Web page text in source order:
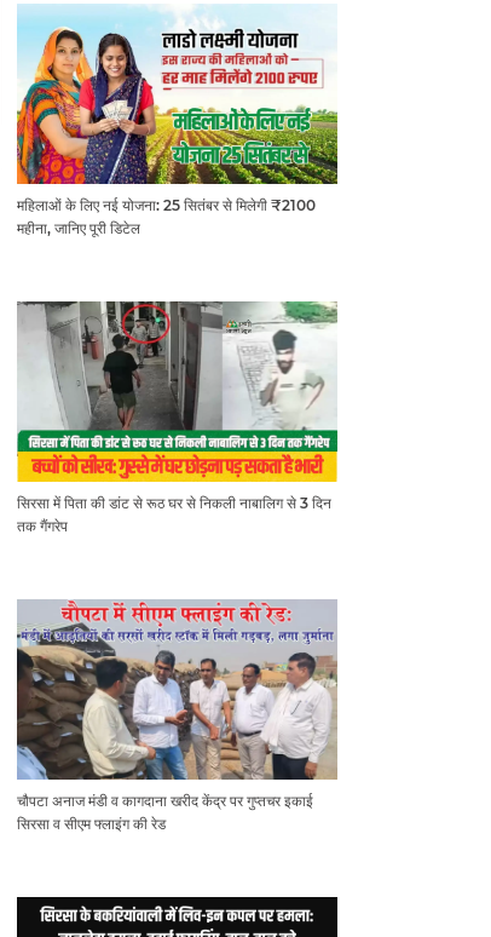
महिलाओं के लिए नई योजना: 25 सितंबर से मिलेगी ₹2100
महीना, जानिए पूरी डिटेल
सिरसा में पिता की डांट से रूठ घर से निकली नाबालिग से 3 दिन
तक गैंगरेप
चौपटा अनाज मंडी व कागदाना खरीद केंद्र पर गुप्तचर इकाई
सिरसा व सीएम फ्लाइंग की रेड